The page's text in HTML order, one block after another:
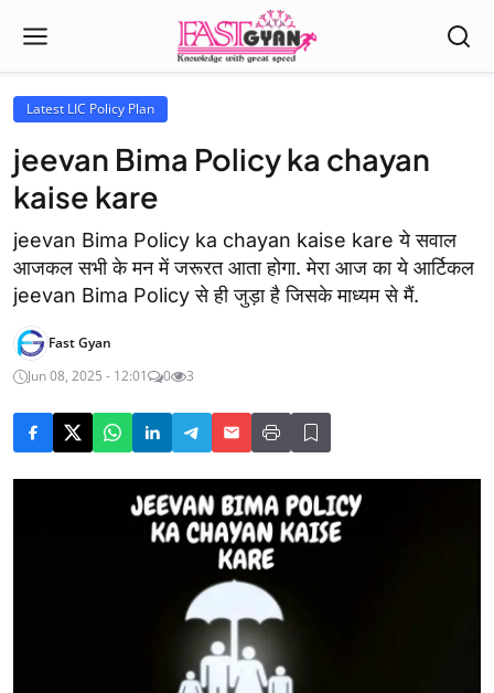
Latest LIC Policy Plan
jeevan Bima Policy ka chayan
kaise kare
jeevan Bima Policy ka chayan kaise kare ये सवाल
आजकल सभी के मन में जरूरत आता होगा. मेरा आज का ये आर्टिकल
jeevan Bima Policy से ही जुड़ा है जिसके माध्यम से मैं.
Fast Gyan
Jun 08, 2025 - 12:01
0 3